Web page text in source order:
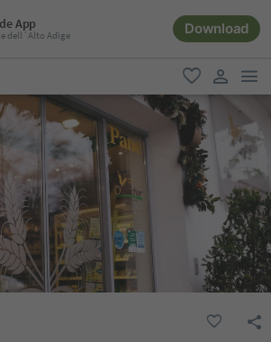
App
dell´Alto Adige Download
favoriti
user link